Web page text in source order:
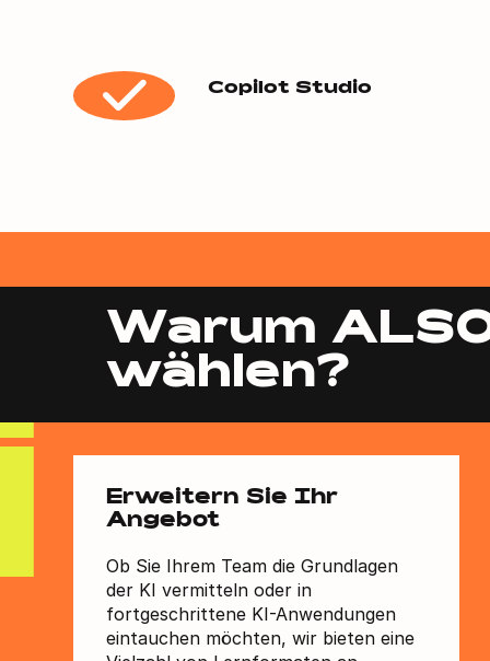
Copilot Studio
Warum
wählen?
Erweitern Sie Ihr
Angebot
Ob Sie Ihrem Team die Grundlagen
der KI vermitteln oder in
fortgeschrittene KI-Anwendungen
eintauchen möchten, wir bieten eine